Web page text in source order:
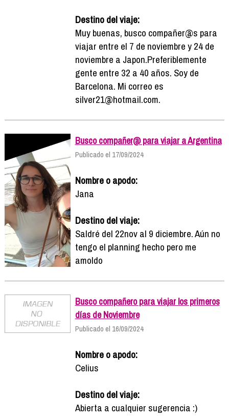
Destino del viaje:
Muy buenas, busco compañer@s para
viajar entre el 7 de noviembre y 24 de
noviembre a Japon.Preferiblemente
gente entre 32 a 40 años. Soy de
Barcelona. Mi correo es
silver21@hotmail.com.
Busco compañer@ para viajar a Argentina
Publicado el 17/09/2024
Nombre o apodo:
Jana
Destino del viaje:
Saldré del 22nov al 9 diciembre. Aún no
tengo el planning hecho pero me
amoldo
Busco compañero para viajar los primeros
días de Noviembre
Publicado el 16/09/2024
Nombre o apodo:
Celius
Destino del viaje:
Abierta a cualquier sugerencia :)